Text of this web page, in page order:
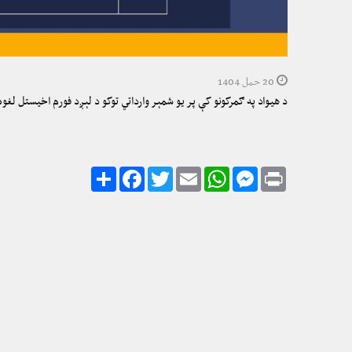
د هیواد په ګمرکونو کې پر یو شمېر وارداتي توکو د لېږد فورم اخیستل
ShareFacebookTwitterEmail
WhatsAppMessenger Print